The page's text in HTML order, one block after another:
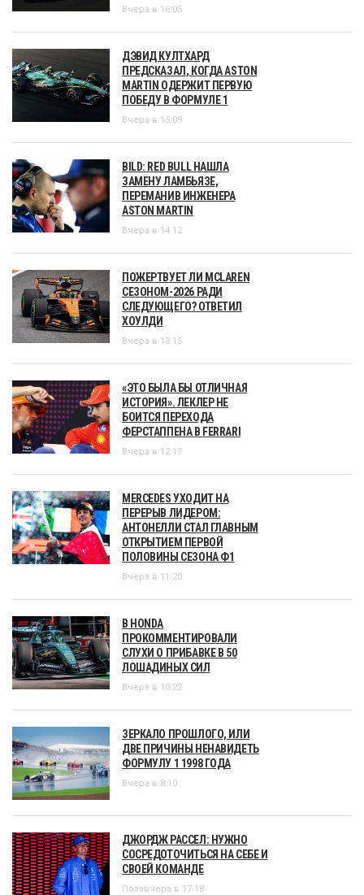
Вчера в 16:05
ДЭВИД КУЛТХАРД
ПРЕДСКАЗАЛ, КОГДА ASTON
MARTIN ОДЕРЖИТ ПЕРВУЮ
ПОБЕДУ В ФОРМУЛЕ 1
Вчера в 15:09
BILD: RED BULL НАШЛА
ЗАМЕНУ ЛАМБЬЯЗЕ,
ПЕРЕМАНИВ ИНЖЕНЕРА
ASTON MARTIN
Вчера в 14:12
ПОЖЕРТВУЕТ ЛИ MCLAREN
СЕЗОНОМ-2026 РАДИ
СЛЕДУЮЩЕГО? ОТВЕТИЛ
ХОУЛДИ
Вчера в 13:15
«ЭТО БЫЛА БЫ ОТЛИЧНАЯ
ИСТОРИЯ». ЛЕКЛЕР НЕ
БОИТСЯ ПЕРЕХОДА
ФЕРСТАППЕНА В FERRARI
Вчера в 12:17
MERCEDES УХОДИТ НА
ПЕРЕРЫВ ЛИДЕРОМ:
АНТОНЕЛЛИ СТАЛ ГЛАВНЫМ
ОТКРЫТИЕМ ПЕРВОЙ
ПОЛОВИНЫ СЕЗОНА Ф1
Вчера в 11:20
В HONDA
ПРОКОММЕНТИРОВАЛИ
СЛУХИ О ПРИБАВКЕ В 50
ЛОШАДИНЫХ СИЛ
Вчера в 10:22
ЗЕРКАЛО ПРОШЛОГО, ИЛИ
ДВЕ ПРИЧИНЫ НЕНАВИДЕТЬ
ФОРМУЛУ 1 1998 ГОДА
Вчера в 8:10
ДЖОРДЖ РАССЕЛ: НУЖНО
СОСРЕДОТОЧИТЬСЯ НА СЕБЕ И
СВОЕЙ КОМАНДЕ
Позавчера в 17:18